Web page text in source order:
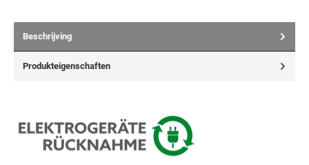
Beschrijving
Produkteigenschaften